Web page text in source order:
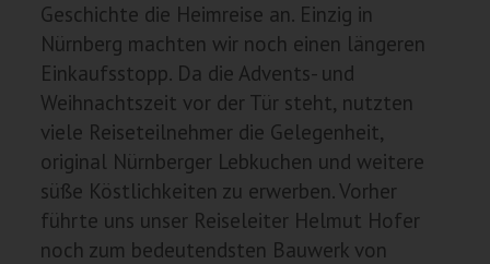
Geschichte die Heimreise an. Einzig in
Nürnberg machten wir noch einen längeren
Einkaufsstopp. Da die Advents- und
Weihnachtszeit vor der Tür steht, nutzten
viele Reiseteilnehmer die Gelegenheit,
original Nürnberger Lebkuchen und weitere
süße Köstlichkeiten zu erwerben. Vorher
führte uns unser Reiseleiter Helmut Hofer
noch zum bedeutendsten Bauwerk von